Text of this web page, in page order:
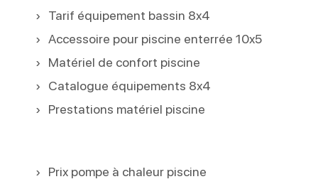
Tarif équipement bassin 8x4
Accessoire pour piscine enterrée 10x5
Matériel de confort piscine
Catalogue équipements 8x4
Prestations matériel piscine
Prix pompe à chaleur piscine